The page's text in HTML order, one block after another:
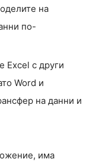
на
по-
Excel с други
Word и
на данни и
има